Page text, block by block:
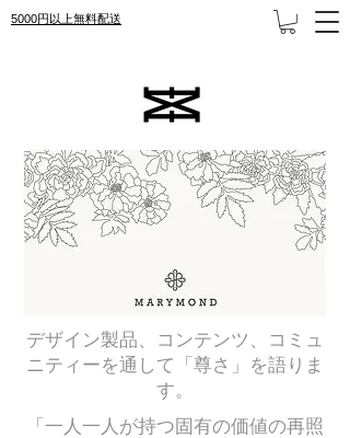
5000円以上無料配送
デザイン製品、コンテンツ、コミュ
ニティーを通して「尊さ」を語りま
す。
「一人一人が持つ固有の価値の再照